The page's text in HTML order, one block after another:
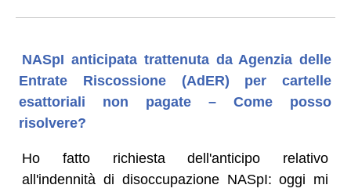
NASpI anticipata trattenuta da Agenzia delle
Entrate Riscossione (AdER) per cartelle
esattoriali non pagate – Come posso
risolvere?
Ho fatto richiesta dell'anticipo relativo
all'indennità di disoccupazione NASpI: oggi mi